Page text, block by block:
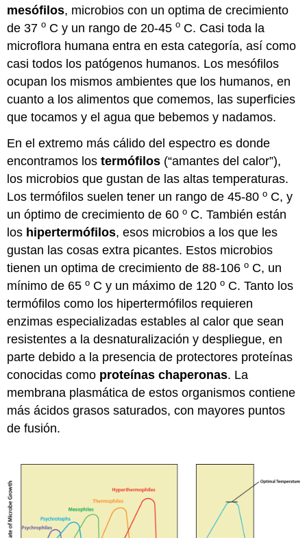
mesófilos, microbios con un optima de crecimiento
de 37o C y un rango de 20-45o C. Casi toda la
microflora humana entra en esta categoría, así como
casi todos los patógenos humanos. Los mesófilos
ocupan los mismos ambientes que los humanos, en
cuanto a los alimentos que comemos, las superficies
que tocamos y el agua que bebemos y nadamos.
En el extremo más cálido del espectro es donde
encontramos lostermófilos (“amantes del calor”),
los microbios que gustan de las altas temperaturas.
Los termófilos suelen tener un rango de 45-80o C, y
un óptimo de crecimiento de 60o C. También están
los hipertermófilos, esos microbios a los que les
gustan las cosas extra picantes. Estos microbios
tienen un optima de crecimiento de 88-106o C, un
mínimo de 65o C y un máximo de 120o C. Tanto los
termófilos como los hipertermófilos requieren
enzimas especializadas estables al calor que sean
resistentes a la desnaturalización y despliegue, en
parte debido a la presencia de protectores proteínas
conocidas como proteínas chaperonas. La
membrana plasmática de estos organismos contiene
más ácidos grasos saturados, con mayores puntos
de fusión.